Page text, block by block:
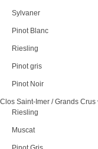
Sylvaner
Pinot Blanc
Riesling
Pinot gris
Pinot Noir
Clos Saint-Imer / Grands Crus
Riesling
Muscat